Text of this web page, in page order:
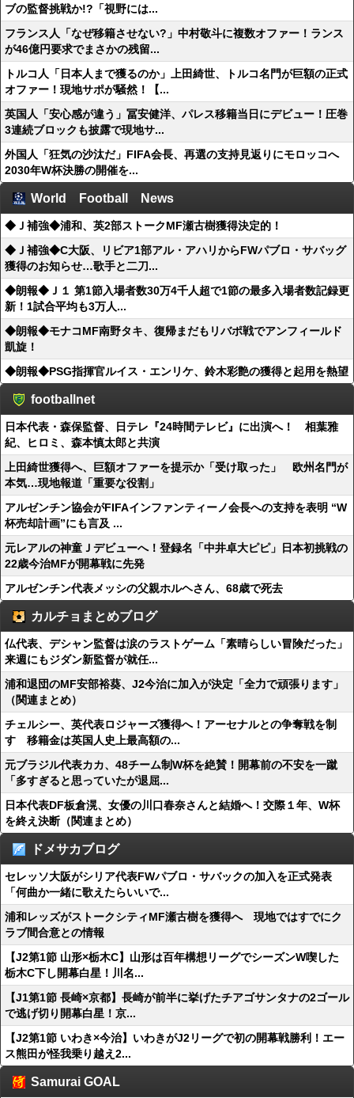
ブの監督挑戦か!?「視野には...
フランス人「なぜ移籍させない?」中村敬斗に複数オファー！ランス
が46億円要求でまさかの残留...
トルコ人「日本人まで獲るのか」上田綺世、トルコ名門が巨額の正式
オファー！現地サポが騒然！【...
英国人「安心感が違う」冨安健洋、パレス移籍当日にデビュー！圧巻
3連続ブロックも披露で現地サ...
外国人「狂気の沙汰だ」FIFA会長、再選の支持見返りにモロッコへ
2030年W杯決勝の開催を...
World Football News
◆Ｊ補強◆浦和、英2部ストークMF瀬古樹獲得決定的！
◆Ｊ補強◆C大阪、リビア1部アル・アハリからFWパブロ・サバッグ
獲得のお知らせ…歌手と二刀...
◆朗報◆Ｊ１ 第1節入場者数30万4千人超で1節の最多入場者数記録更
新！1試合平均も3万人...
◆朗報◆モナコMF南野タキ、復帰まだもリバポ戦でアンフィールド
凱旋！
◆朗報◆PSG指揮官ルイス・エンリケ、鈴木彩艶の獲得と起用を熱望
footballnet
日本代表・森保監督、日テレ『24時間テレビ』に出演へ！ 相葉雅
紀、ヒロミ、森本慎太郎と共演
上田綺世獲得へ、巨額オファーを提示か「受け取った」 欧州名門が
本気…現地報道「重要な役割」
アルゼンチン協会がFIFAインファンティーノ会長への支持を表明 “W
杯売却計画”にも言及 ...
元レアルの神童Ｊデビューへ！登録名「中井卓大ピピ」日本初挑戦の
22歳今治MFが開幕戦に先発
アルゼンチン代表メッシの父親ホルヘさん、68歳で死去
カルチョまとめブログ
仏代表、デシャン監督は涙のラストゲーム「素晴らしい冒険だった」
来週にもジダン新監督が就任...
浦和退団のMF安部裕葵、J2今治に加入が決定「全力で頑張ります」
（関連まとめ）
チェルシー、英代表ロジャーズ獲得へ！アーセナルとの争奪戦を制
す 移籍金は英国人史上最高額の...
元ブラジル代表カカ、48チーム制W杯を絶賛！開幕前の不安を一蹴
「多すぎると思っていたが退屈...
日本代表DF板倉滉、女優の川口春奈さんと結婚へ！交際１年、W杯
を終え決断（関連まとめ）
ドメサカブログ
セレッソ大阪がシリア代表FWパブロ・サバックの加入を正式発表
「何曲か一緒に歌えたらいいで...
浦和レッズがストークシティMF瀬古樹を獲得へ 現地ではすでにク
ラブ間合意との情報
【J2第1節 山形×栃木C】山形は百年構想リーグでシーズンW喫した
栃木C下し開幕白星！川名...
【J1第1節 長崎×京都】長崎が前半に挙げたチアゴサンタナの2ゴール
で逃げ切り開幕白星！京...
【J2第1節 いわき×今治】いわきがJ2リーグで初の開幕戦勝利！エー
ス熊田が怪我乗り越え2...
Samurai GOAL